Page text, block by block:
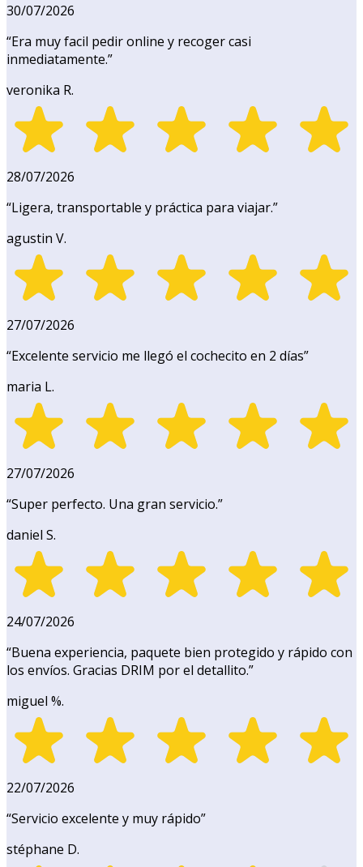
30/07/2026
“Era muy facil pedir online y recoger casi
inmediatamente.”
veronika R.
28/07/2026
“Ligera, transportable y práctica para viajar.”
agustin V.
27/07/2026
“Excelente servicio me llegó el cochecito en 2 días”
maria L.
27/07/2026
“Super perfecto. Una gran servicio.”
daniel S.
24/07/2026
“Buena experiencia, paquete bien protegido y rápido con
los envíos. Gracias DRIM por el detallito.”
miguel %.
22/07/2026
“Servicio excelente y muy rápido”
stéphane D.